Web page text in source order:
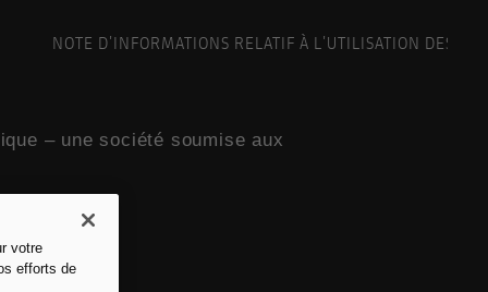
NOTE D'INFORMATIONS RELATIF À L'UTILISATION DES
– une société soumise aux
votre
efforts de